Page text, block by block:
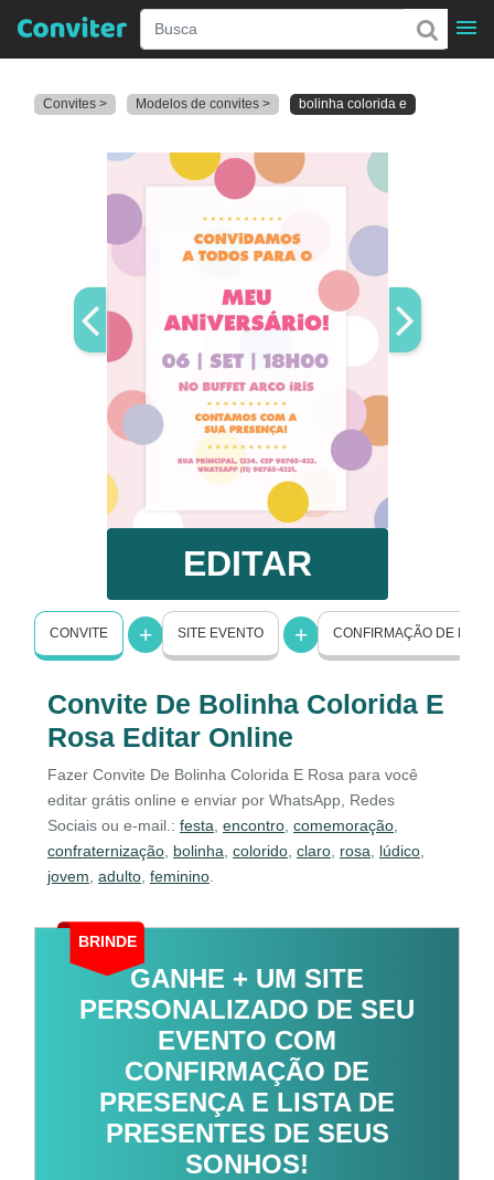
Convites > Modelos de convites > bolinha colorida e
EDITAR
CONVITE SITE EVENTO CONFIRMAÇÃO DE
Convite De Bolinha Colorida E
Rosa Editar Online
Fazer Convite De Bolinha Colorida E Rosa para você
editar grátis online e enviar por WhatsApp, Redes
Sociais ou e-mail.: festa encontro comemoração
confraternização bolinha colorido claro rosa lúdico
jovem adulto feminino
BRINDE
GANHE + UM SITE
PERSONALIZADO DE SEU
EVENTO COM
CONFIRMAÇÃO DE
PRESENÇA E LISTA DE
PRESENTES DE SEUS
SONHOS!